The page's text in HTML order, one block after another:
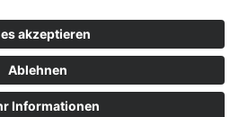
uns auf:
Facebook YouTube TikTok